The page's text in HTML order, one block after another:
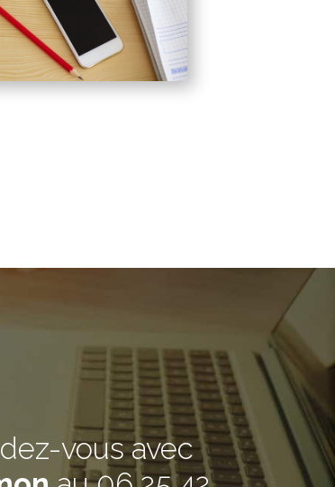
vous avec